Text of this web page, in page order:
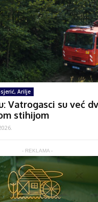
Arilje
Vatrogasci su već
stihijom
- REKLAMA -